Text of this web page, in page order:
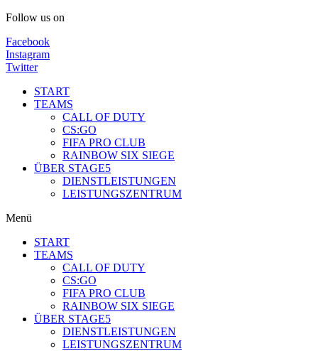
Follow us on
Facebook
Instagram
Twitter
START
TEAMS
CALL OF DUTY
CS:GO
FIFA PRO CLUB
RAINBOW SIX SIEGE
ÜBER STAGE5
DIENSTLEISTUNGEN
LEISTUNGSZENTRUM
Menü
START
TEAMS
CALL OF DUTY
CS:GO
FIFA PRO CLUB
RAINBOW SIX SIEGE
ÜBER STAGE5
DIENSTLEISTUNGEN
LEISTUNGSZENTRUM